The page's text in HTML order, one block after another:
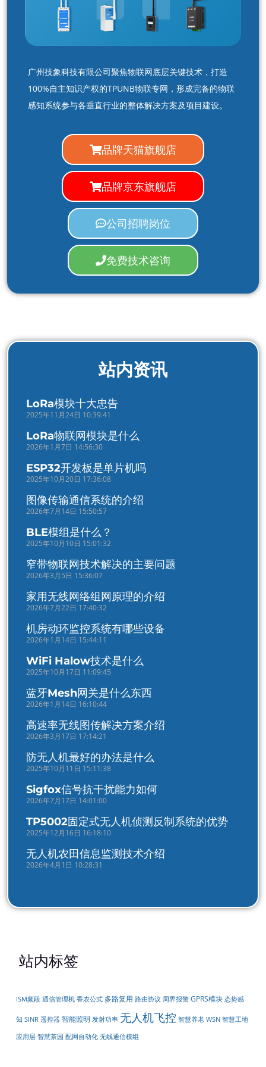
广州技象科技有限公司聚焦物联网底层关键技术，打造
100%自主知识产权的TPUNB物联专网，形成完备的物联
感知系统参与各垂直行业的整体解决方案及项目建设。
品牌天猫旗舰店
品牌京东旗舰店
公司招聘岗位
免费技术咨询
站内资讯
LoRa模块十大忠告
2025年11月24日 10:39:41
LoRa物联网模块是什么
2026年1月7日 14:56:30
ESP32开发板是单片机吗
2025年10月20日 17:36:08
图像传输通信系统的介绍
2026年7月14日 15:50:57
BLE模组是什么？
2025年10月10日 15:01:32
窄带物联网技术解决的主要问题
2026年3月5日 15:36:07
家用无线网络组网原理的介绍
2026年7月22日 17:40:32
机房动环监控系统有哪些设备
2026年1月14日 15:44:11
WiFi Halow技术是什么
2025年10月17日 11:09:45
蓝牙Mesh网关是什么东西
2026年1月14日 16:10:44
高速率无线图传解决方案介绍
2026年3月17日 17:14:21
防无人机最好的办法是什么
2025年10月11日 15:11:38
Sigfox信号抗干扰能力如何
2026年7月17日 14:01:00
TP5002固定式无人机侦测反制系统的优势
2025年12月16日 16:18:10
无人机农田信息监测技术介绍
2026年4月1日 10:28:31
站内标签
ISM频段 通信管理机 香农公式 多路复用 路由协议 周界报警 GPRS模块 态势感
知 SINR 遥控器 智能照明 发射功率 无人机飞控 智慧养老 WSN 智慧工地
应用层 智慧茶园 配网自动化 无线通信模组